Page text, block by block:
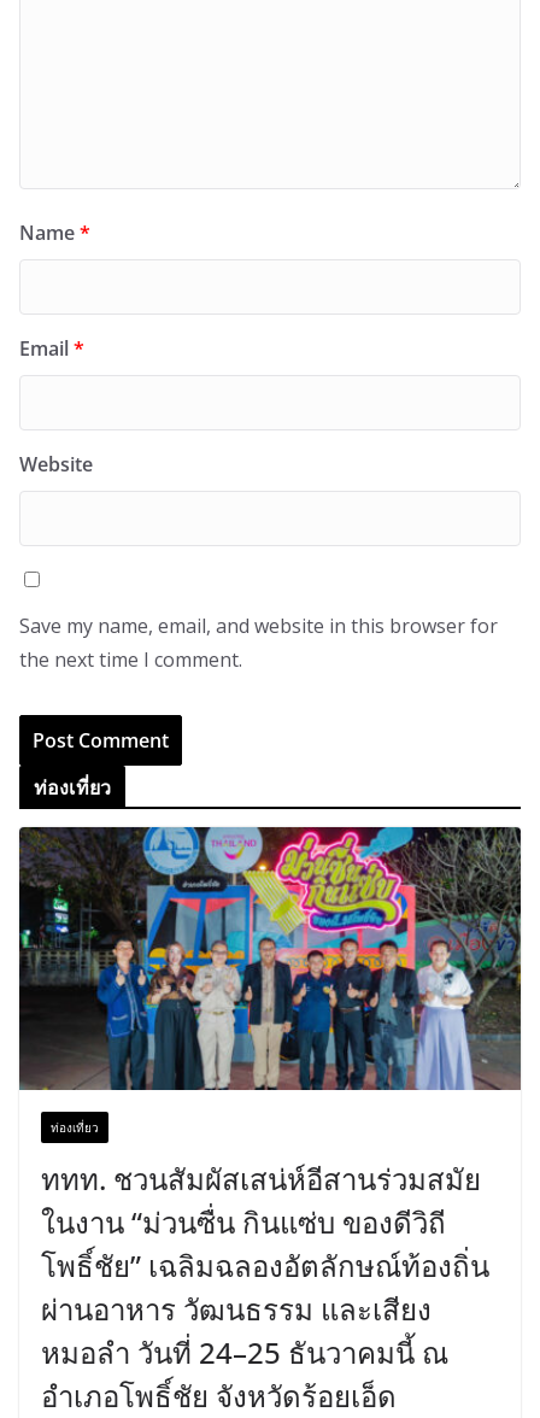
Name*
Email*
Website
Save my name, email, and website in this browser for
the next time I comment.
ท่องเที่ยว
ท่องเที่ยว
ททท. ชวนสัมผัสเสน่ห์อีสานร่วมสมัย
ในงาน “ม่วนซื่น กินแซ่บ ของดีวิถี
โพธิ์ชัย” เฉลิมฉลองอัตลักษณ์ท้องถิ่น
ผ่านอาหาร วัฒนธรรม และเสียง
หมอลำ วันที่ 24–25 ธันวาคมนี้ ณ
อำเภอโพธิ์ชัย จังหวัดร้อยเอ็ด